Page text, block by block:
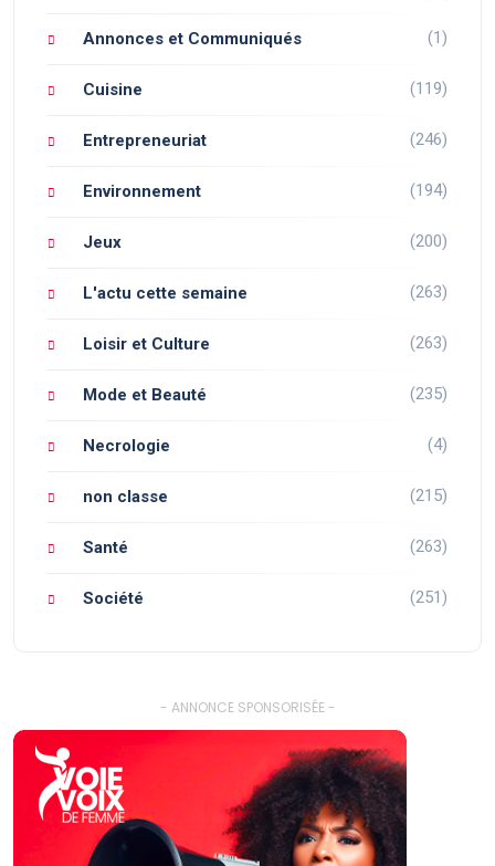
Annonces et Communiqués (1)
Cuisine (119)
Entrepreneuriat (246)
Environnement (194)
Jeux (200)
L'actu cette semaine (263)
Loisir et Culture (263)
Mode et Beauté (235)
Necrologie (4)
non classe (215)
Santé (263)
Société (251)
- ANNONCE SPONSORISÉE -